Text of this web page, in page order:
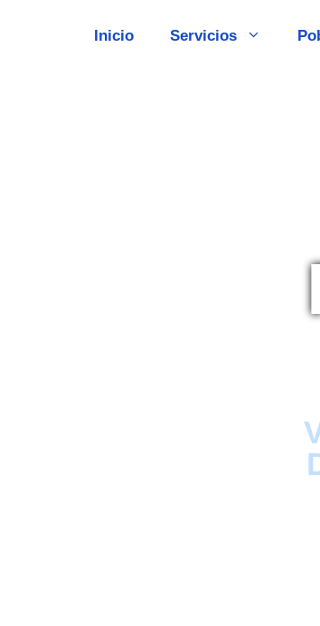
Inicio Servicios